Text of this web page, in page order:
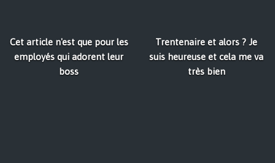
Cet article n'est que pour les
employés qui adorent leur
boss
Trentenaire et alors ? Je
suis heureuse et cela me va
très bien